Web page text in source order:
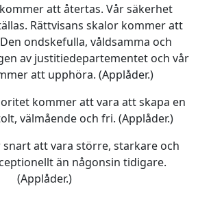
att återtas. Vår säkerhet
Rättvisans skalor kommer att
ondskefulla, våldsamma och
av justitiedepartementet och vår
att upphöra. (Applåder.)
kommer att vara att skapa en
välmående och fri. (Applåder.)
att vara större, starkare och
än någonsin tidigare.
(Applåder.)